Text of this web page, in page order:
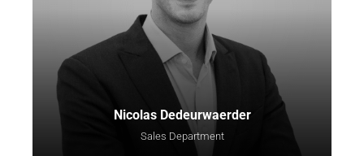
Nicolas Dedeurwaerder
Sales Department